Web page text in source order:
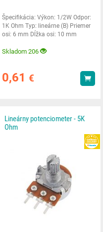
Špecifikácia: Výkon: 1/2W Odpor:
1K Ohm Typ: lineárne (B) Priemer
osi: 6 mm Dĺžka osi: 10 mm
Skladom 206
0,61 € Kúpiť
Lineárny potenciometer - 5K
Ohm